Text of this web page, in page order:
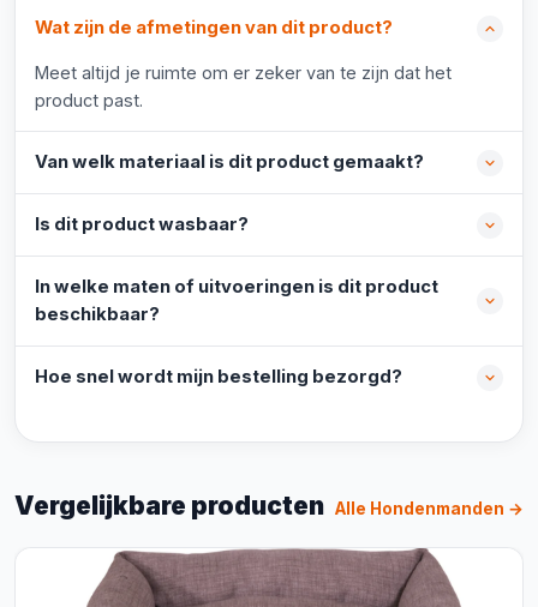
Wat zijn de afmetingen van dit product?
Meet altijd je ruimte om er zeker van te zijn dat het
product past.
Van welk materiaal is dit product gemaakt?
Is dit product wasbaar?
In welke maten of uitvoeringen is dit product
beschikbaar?
Hoe snel wordt mijn bestelling bezorgd?
Vergelijkbare producten Alle Hondenmanden →